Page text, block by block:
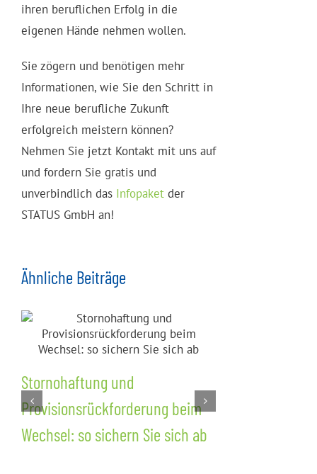
ihren beruflichen Erfolg in die
eigenen Hände nehmen wollen.
Sie zögern und benötigen mehr
Informationen, wie Sie den Schritt in
Ihre neue berufliche Zukunft
erfolgreich meistern können?
Nehmen Sie jetzt Kontakt mit uns auf
und fordern Sie gratis und
unverbindlich das Infopaket der
STATUS GmbH an!
Ähnliche Beiträge
Stornohaftung und
Provisionsrückforderung beim
Wechsel: so sichern Sie sich ab